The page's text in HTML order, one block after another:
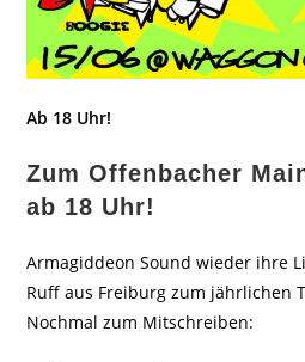
Ab 18 Uhr!
Zum Offenbacher
ab 18 Uhr!
Armagiddeon Sound wieder ihre
Ruff aus Freiburg zum jährlichen
Nochmal zum Mitschreiben: